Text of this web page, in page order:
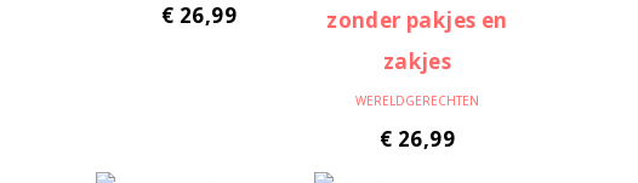
€ 26,99
WERELDGERECHTEN
€ 26,99